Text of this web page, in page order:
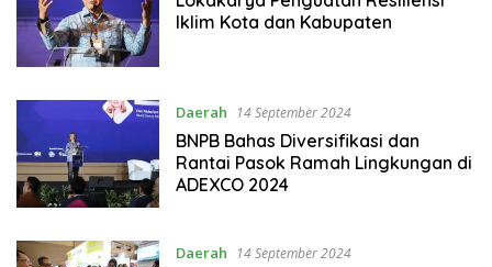
Iklim Kota dan Kabupaten
Daerah 14 September 2024
BNPB Bahas Diversifikasi dan
Rantai Pasok Ramah Lingkungan di
ADEXCO 2024
Daerah 14 September 2024